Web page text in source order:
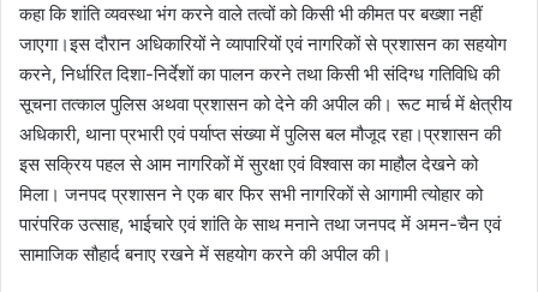
कहा कि शांति व्यवस्था भंग करने वाले तत्वों को किसी भी कीमत पर बख्शा नहीं
जाएगा।इस दौरान अधिकारियों ने व्यापारियों एवं नागरिकों से प्रशासन का सहयोग
करने, निर्धारित दिशा-निर्देशों का पालन करने तथा किसी भी संदिग्ध गतिविधि की
सूचना तत्काल पुलिस अथवा प्रशासन को देने की अपील की। रूट मार्च में क्षेत्रीय
अधिकारी, थाना प्रभारी एवं पर्याप्त संख्या में पुलिस बल मौजूद रहा।प्रशासन की
इस सक्रिय पहल से आम नागरिकों में सुरक्षा एवं विश्वास का माहौल देखने को
मिला। जनपद प्रशासन ने एक बार फिर सभी नागरिकों से आगामी त्योहार को
पारंपरिक उत्साह, भाईचारे एवं शांति के साथ मनाने तथा जनपद में अमन-चैन एवं
सामाजिक सौहार्द बनाए रखने में सहयोग करने की अपील की।